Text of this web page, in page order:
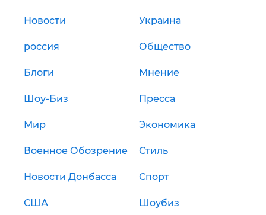
Новости Украина
россия Общество
Блоги Мнение
Шоу-Биз Пресса
Мир Экономика
Военное Обозрение Стиль
Новости Донбасса Спорт
США Шоубиз